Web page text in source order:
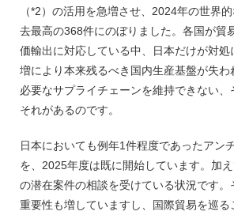
（*2）の活用を急増させ、2024年の世界
去最高の368件にのぼりました。各国が貿
価輸出に対応している中、日本だけが対処
増により本来残るべき国内生産基盤が失わ
必要なサプライチェーンを維持できない、
それがあるのです。
日本においても例年1件程度であったアン
を、2025年度は既に開始しています。加
の潜在案件の相談を受けている状況です。
重要性も増していますし、国際貿易を巡